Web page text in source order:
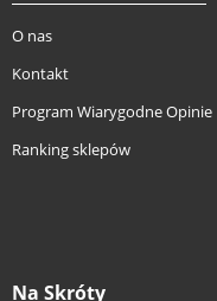
O nas
Kontakt
Program Wiarygodne Opinie
Ranking sklepów
Na Skróty